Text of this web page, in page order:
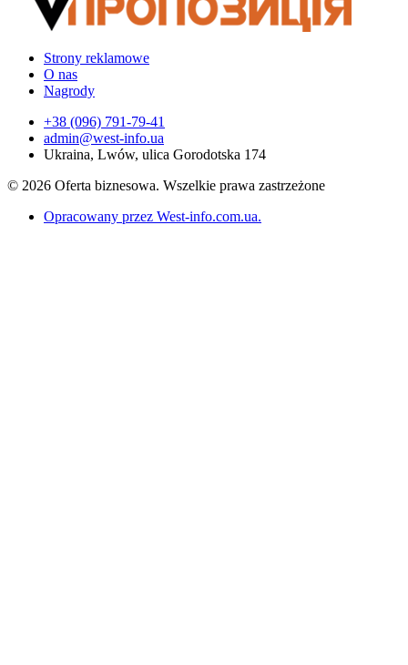
Strony reklamowe
O nas
Nagrody
+38 (096) 791-79-41
admin@west-info.ua
Ukraina, Lwów, ulica Gorodotska 174
© 2026 Oferta biznesowa. Wszelkie prawa zastrzeżone
Opracowany przez West-info.com.ua.